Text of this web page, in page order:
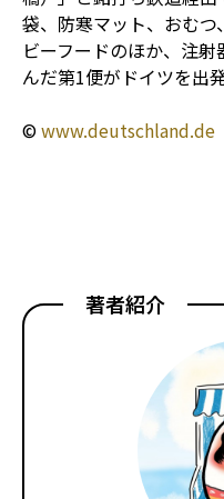
袋、防寒マット、おむ
ビーフードのほか、注
んだ第1便がドイツを出
©www.deutschland.de
著者紹介